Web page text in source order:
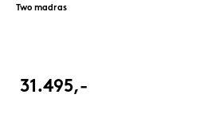
Two madras
31.495,-